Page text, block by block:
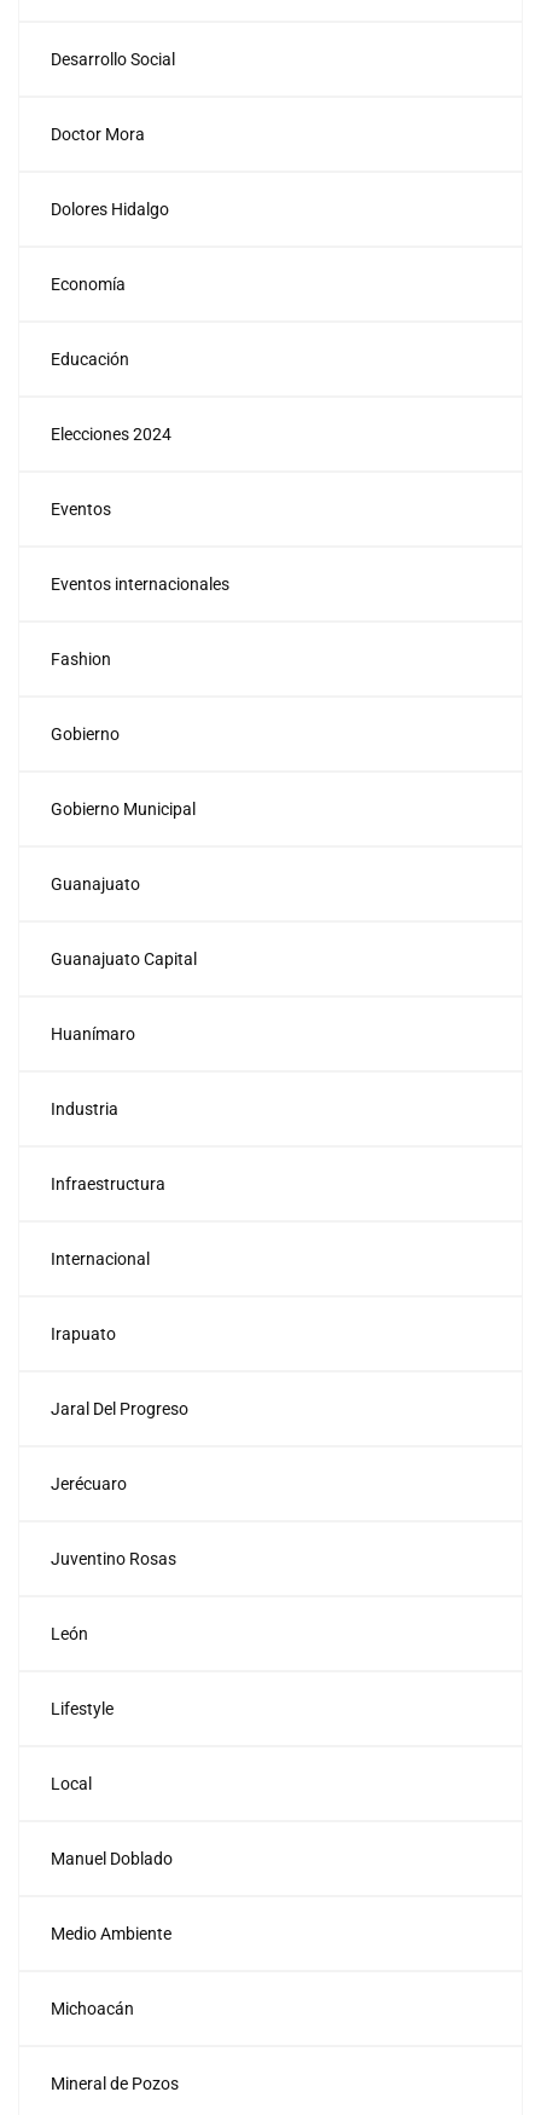
Desarrollo Social
Doctor Mora
Dolores Hidalgo
Economía
Educación
Elecciones 2024
Eventos
Eventos internacionales
Fashion
Gobierno
Gobierno Municipal
Guanajuato
Guanajuato Capital
Huanímaro
Industria
Infraestructura
Internacional
Irapuato
Jaral Del Progreso
Jerécuaro
Juventino Rosas
León
Lifestyle
Local
Manuel Doblado
Medio Ambiente
Michoacán
Mineral de Pozos